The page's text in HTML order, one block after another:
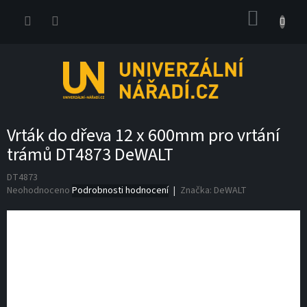
Vrták do dřeva 12 x 600mm pro vrtání
trámů DT4873 DeWALT
DT4873
Průměrné
Neohodnoceno Podrobnosti hodnocení Značka: DeWALT